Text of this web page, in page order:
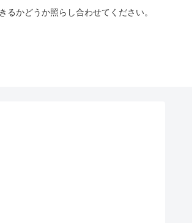
かどうか照らし合わせてください。